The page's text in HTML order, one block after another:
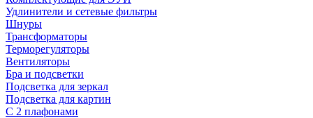
Удлинители и сетевые фильтры
Шнуры
Трансформаторы
Терморегуляторы
Вентиляторы
Бра и подсветки
Подсветка для зеркал
Подсветка для картин
С 2 плафонами